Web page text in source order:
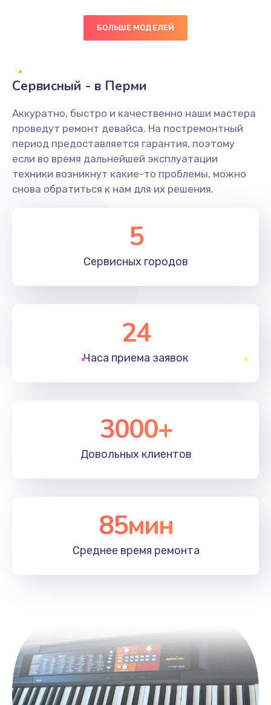
БОЛЬШЕ МОДЕЛЕЙ
Сервисный - в Перми
Аккуратно, быстро и качественно наши мастера
проведут ремонт девайса. На постремонтный
период предоставляется гарантия, поэтому
если во время дальнейшей эксплуатации
техники возникнут какие-то проблемы, можно
снова обратиться к нам для их решения.
5
Сервисных городов
24
Часа приема заявок
3000+
Довольных клиентов
85мин
Среднее время ремонта